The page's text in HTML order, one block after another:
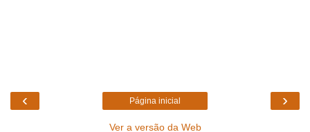
‹ ›
Página inicial
Ver a versão da Web